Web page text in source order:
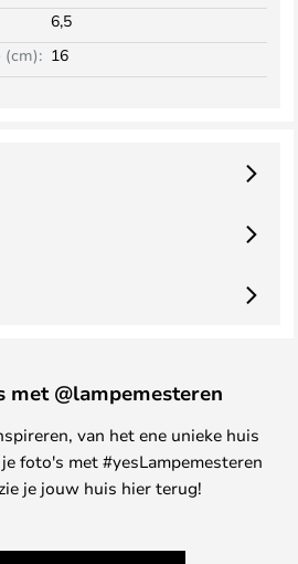
6,5
(cm): 16
met @lampemesteren
van het ene unieke huis
foto's met #yesLampemesteren
je jouw huis hier terug!